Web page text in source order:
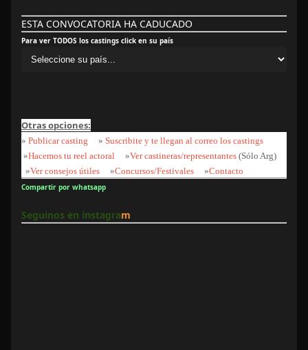
ESTA CONVOCATORIA HA CADUCADO
Para ver TODOS los castings click en su país
Otras opciones:
» Publicar casting » Suscribite y te llegan al correo los castings
»Hacemos tu reel actoral »Ver castineras/representantes (Sólo Arg)
»Ver consejos útiles »Concursos/Festivales »Contacto
Compartir por whatsapp
Seguinos en instagram